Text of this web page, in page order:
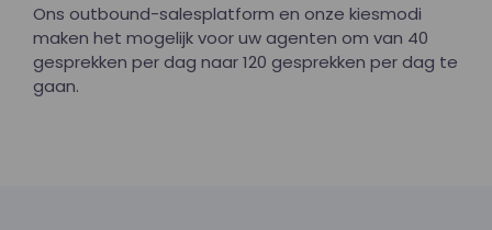
Ons outbound-salesplatform en onze kiesmodi
maken het mogelijk voor uw agenten om van 40
gesprekken per dag naar 120 gesprekken per dag te
gaan.